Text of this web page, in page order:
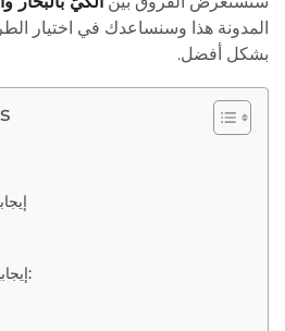
المدونة هذا وسنساعدك في اختيار
بشكل أفضل.
إيجابيات وسلبيات الكي الجاف: